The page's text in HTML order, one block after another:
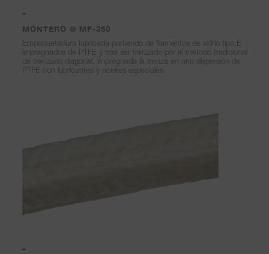
–
MONTERO ® MF-350
Empaquetadura fabricada partiendo de filamentos de vidrio tipo E
impregnados de PTFE y tras ser trenzado por el método tradicional
de trenzado diagonal, impregnada la trenza en una dispersión de
PTFE con lubricantes y aceites especiales.
–